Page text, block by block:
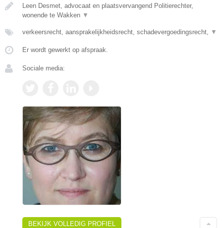
Leen Desmet, advocaat en plaatsvervangend Politierechter,
wonende te Wakken ▼
verkeersrecht, aansprakelijkheidsrecht, schadevergoedingsrecht, ▼
Er wordt gewerkt op afspraak.
Sociale media:
BEKIJK VOLLEDIG PROFIEL